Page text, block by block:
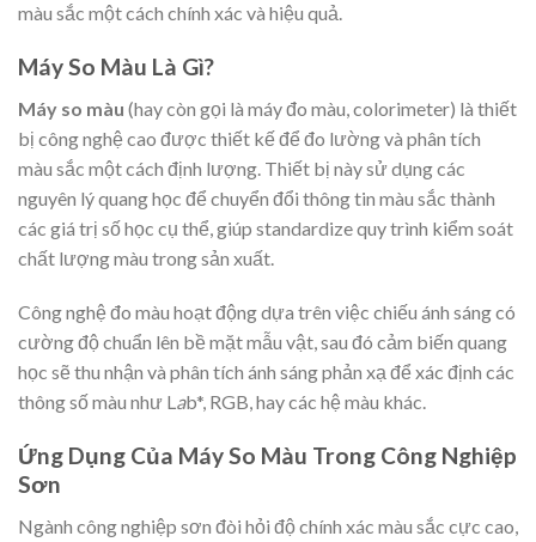
màu sắc một cách chính xác và hiệu quả.
Máy So Màu Là Gì?
Máy so màu (hay còn gọi là máy đo màu, colorimeter) là thiết
bị công nghệ cao được thiết kế để đo lường và phân tích
màu sắc một cách định lượng. Thiết bị này sử dụng các
nguyên lý quang học để chuyển đổi thông tin màu sắc thành
các giá trị số học cụ thể, giúp standardize quy trình kiểm soát
chất lượng màu trong sản xuất.
Công nghệ đo màu hoạt động dựa trên việc chiếu ánh sáng có
cường độ chuẩn lên bề mặt mẫu vật, sau đó cảm biến quang
học sẽ thu nhận và phân tích ánh sáng phản xạ để xác định các
thông số màu như Lab*, RGB, hay các hệ màu khác.
Ứng Dụng Của Máy So Màu Trong Công Nghiệp
Sơn
Ngành công nghiệp sơn đòi hỏi độ chính xác màu sắc cực cao,